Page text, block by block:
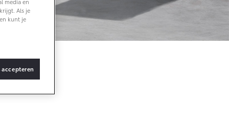
bZ4X Touring
BATTERIJ-
Vanaf € 48.995,-
Als je
kunt je